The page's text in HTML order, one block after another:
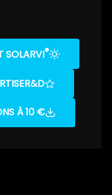
SOLARVI®
R&D
À 10 €